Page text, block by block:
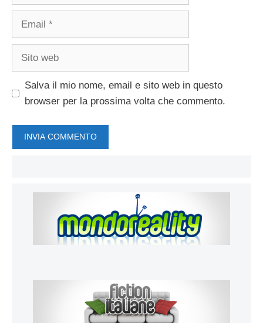
Email
Sito
Salva il mio nome, email e sito web in questo
browser per la prossima volta che commento.